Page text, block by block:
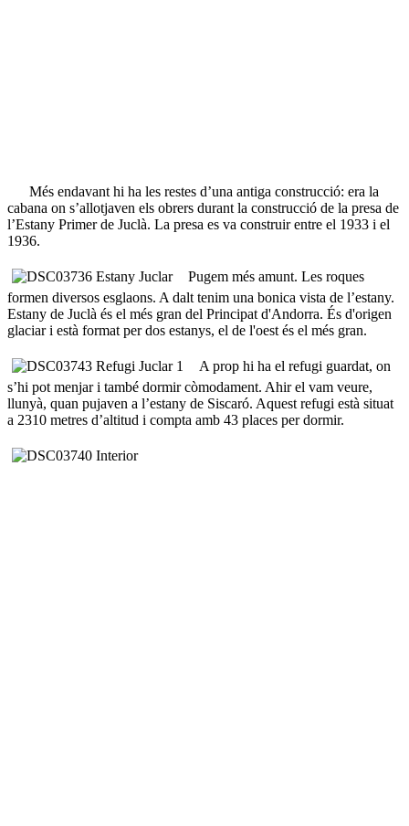
Més endavant hi ha les restes d’una antiga construcció: era la
cabana on s’allotjaven els obrers durant la construcció de la presa de
l’Estany Primer de Juclà. La presa es va construir entre el 1933 i el
1936.
Pugem més amunt. Les roques
formen diversos esglaons. A dalt tenim una bonica vista de l’estany.
Estany de Juclà és el més gran del Principat d'Andorra. És d'origen
glaciar i està format per dos estanys, el de l'oest és el més gran.
A prop hi ha el refugi guardat, on
s’hi pot menjar i també dormir còmodament. Ahir el vam veure,
llunyà, quan pujaven a l’estany de Siscaró. Aquest refugi està situat
a 2310 metres d’altitud i compta amb 43 places per dormir.